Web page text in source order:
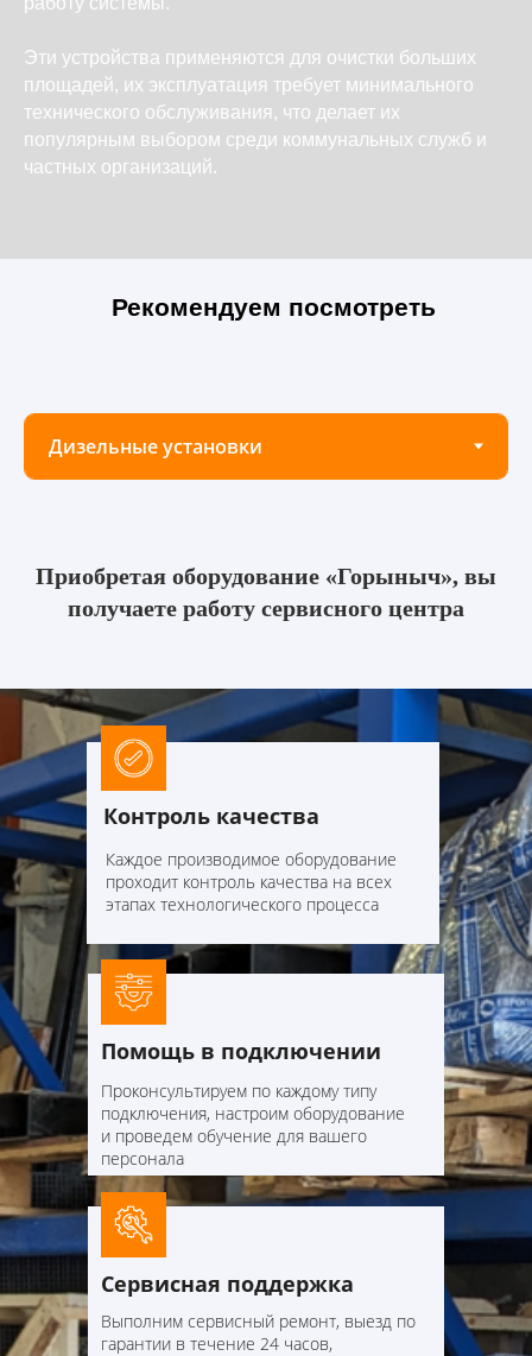
Эти устройства применяются для очистки больших
площадей, их эксплуатация требует минимального
технического обслуживания, что делает их
популярным выбором среди коммунальных служб и
частных организаций.
Рекомендуем посмотреть
Приобретая оборудование «Горыныч», вы
получаете работу сервисного центра
Контроль качества
Каждое производимое оборудование
проходит контроль качества на всех
этапах технологического процесса
Проконсультируем по каждому типу
подключения, настроим оборудование
и проведем обучение для вашего
персонала
Помощь в подключении
Выполним сервисный ремонт, выезд по
гарантии в течение 24 часов,
Сервисная поддержка